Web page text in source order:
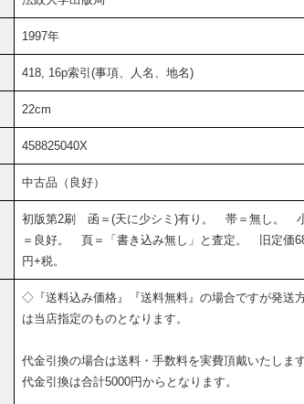
1997年
418, 16p索引(事項、人名、地名)
22cm
458825040X
中古品（良好）
初版第2刷 函＝(天に少シミ)有り。 帯＝無し。
＝良好。 頁＝「書き込み無し」と査定。 旧定価
円+税。
◇『送料込み価格』『送料無料』の場合ですが発送
は当店指定のものとなります。
代金引換の場合は送料・手数料を実費頂戴いたします
代金引換は合計5000円からとなります。